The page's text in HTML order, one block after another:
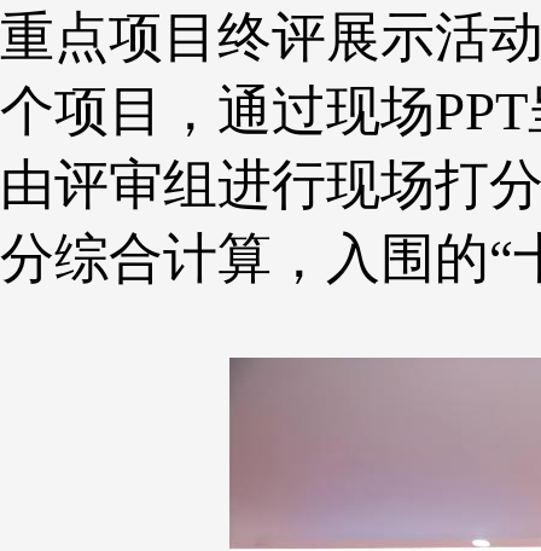
重点项目终评展示活
个项目，通过现场
由评审组进行现场打
分综合计算，入围的“